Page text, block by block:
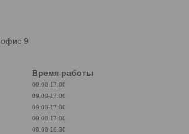
9
Время работы
09:00-17:00
09:00-17:00
09:00-17:00
09:00-17:00
09:00-16:30